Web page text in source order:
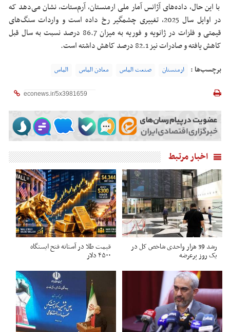
با این حال، داده‌های آژانس آمار ملی ارمنستان، آرم‌ستات، نشان می‌دهد که
در اوایل سال 2025، تغییری چشمگیر رخ داده است و واردات سنگ‌های
قیمتی و فلزات در ژانویه و فوریه به میزان 86.7 درصد نسبت به سال قبل
کاهش یافته و صادرات نیز 82.1 درصد کاهش داشته است.
برچسب‌ها : ارمنستان صنعت الماس معادن الماس الماس
اخبار مرتبط
رشد 39 هزار واحدی شاخص کل در
یک روز پرعرضه
قیمت طلا در آستانه فتح ایستگاه
۴۵۰۰ دلار